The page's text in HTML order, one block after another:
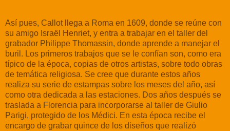
Así pues, Callot llega a Roma en 1609, donde se reúne con
su amigo Israël Henriet, y entra a trabajar en el taller del
grabador Philippe Thomassin, donde aprende a manejar el
buril. Los primeros trabajos que se le confían son, como era
típico de la época, copias de otros artistas, sobre todo obras
de temática religiosa. Se cree que durante estos años
realiza su serie de estampas sobre los meses del año, así
como otra dedicada a las estaciones. Dos años después se
traslada a Florencia para incorporarse al taller de Giulio
Parigi, protegido de los Médici. En esta época recibe el
encargo de grabar quince de los diseños que realizó